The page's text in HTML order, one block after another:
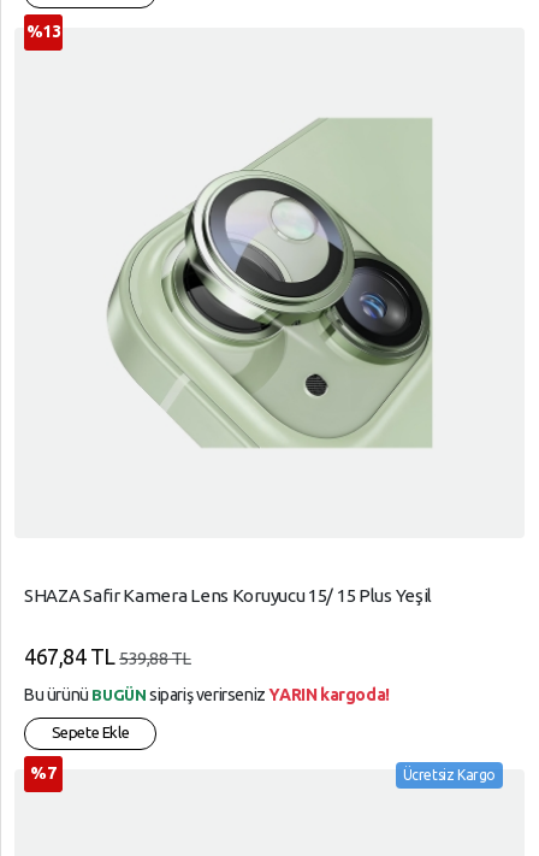
SHAZA Safir Kamera Lens Koruyucu 15/ 15 Plus Yeşil
%13
467,84 TL 539,88 TL
Bu ürünü BUGÜN sipariş verirsenizYARIN kargoda!
Sepete Ekle
Ücretsiz Kargo
%7